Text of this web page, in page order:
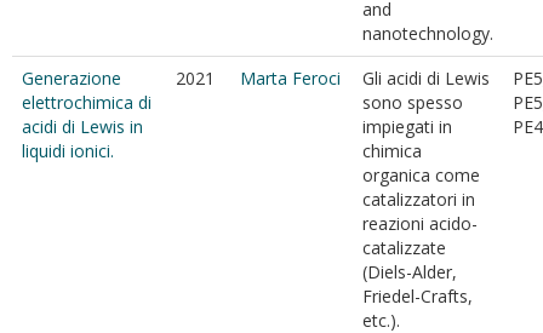
and
nanotechnology.
Generazione
elettrochimica di
acidi di Lewis in
liquidi ionici.
2021 Marta Feroci
Gli acidi di Lewis
sono spesso
impiegati in
chimica
organica come
catalizzatori in
reazioni acido-
catalizzate
(Diels-Alder,
Friedel-Crafts,
etc.).